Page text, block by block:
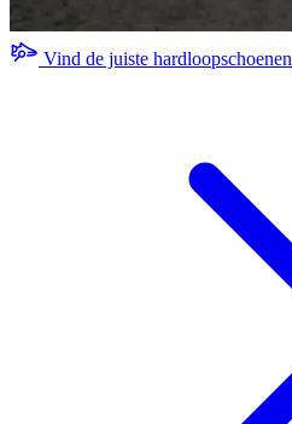
Vind de juiste hardloopschoenen